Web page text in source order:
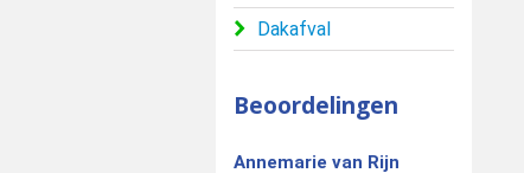
Dakafval
Beoordelingen
Annemarie van Rijn